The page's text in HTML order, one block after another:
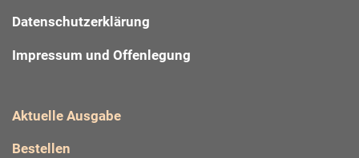
Datenschutzerklärung
Impressum und Offenlegung
Aktuelle Ausgabe
Bestellen